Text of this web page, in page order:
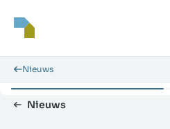
Nieuws
Nieuws